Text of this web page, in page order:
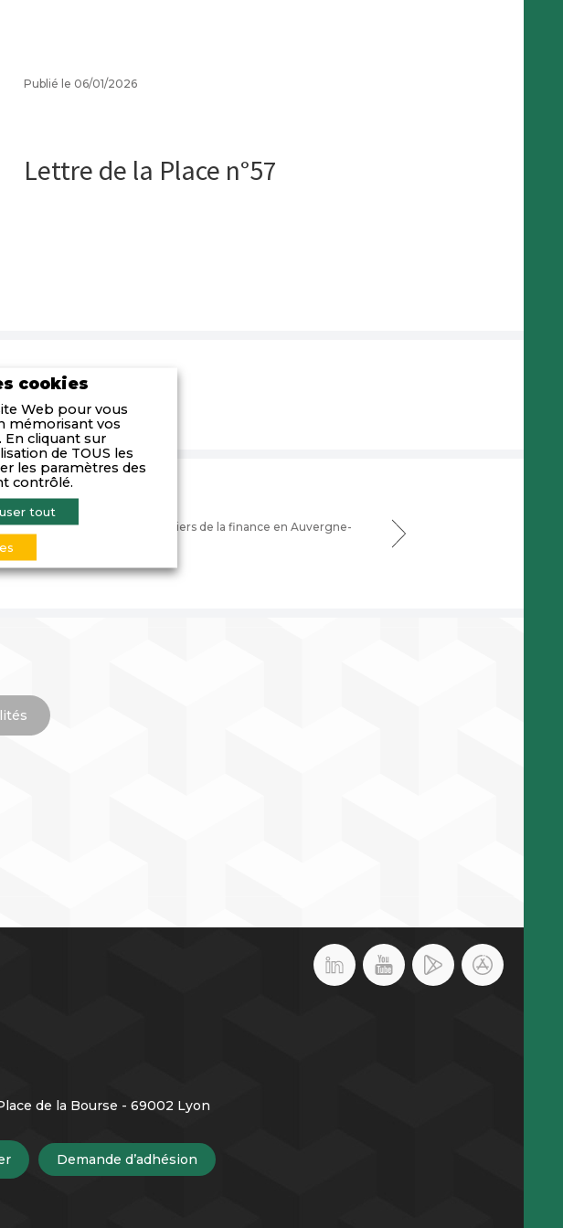
Publié le 06/01/2026
Lettre de la Place n°57
Guide des formations des métiers de la finance en Auvergne-
de la Bourse - 69002 Lyon
Demande d’adhésion
cookies
Web pour vous
mémorisant vos
En cliquant sur
de TOUS les
les paramètres des
contrôlé.
tout